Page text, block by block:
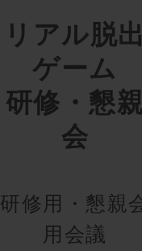
リアル脱
ゲーム
研修・懇
会
研修用・懇親
用会議